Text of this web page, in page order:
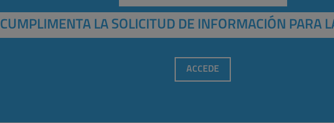
CUMPLIMENTA LA SOLICITUD DE INFORMACIÓN PARA
ACCEDE